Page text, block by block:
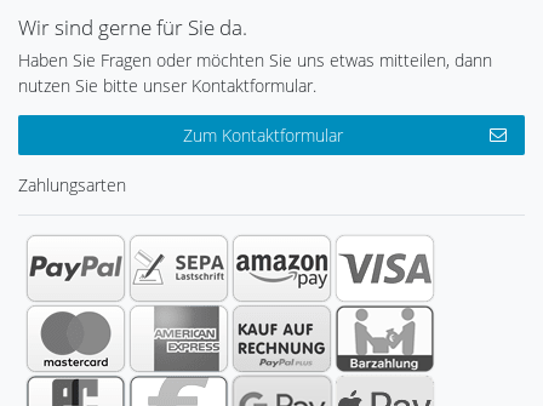
Wir sind gerne für Sie da.
Haben Sie Fragen oder möchten Sie uns etwas mitteilen, dann
nutzen Sie bitte unser Kontaktformular.
Zum Kontaktformular
Zahlungsarten